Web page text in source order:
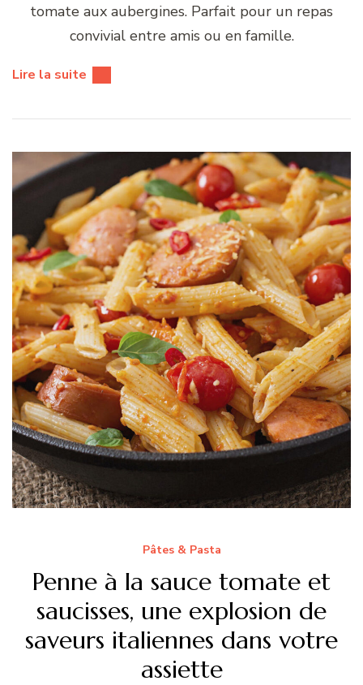
tomate aux aubergines. Parfait pour un repas
convivial entre amis ou en famille.
Lire la suite
Pâtes & Pasta
Penne à la sauce tomate et
saucisses, une explosion de
saveurs italiennes dans votre
assiette